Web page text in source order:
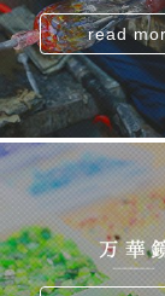
read